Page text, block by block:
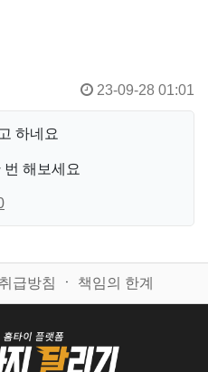
23-09-28 01:01
하네요
해보세요
급방침 ㆍ 책임의 한계